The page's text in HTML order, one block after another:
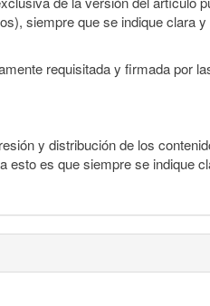
siempre que se indique clara
requisitada y firmada por
y distribución de los
esto es que siempre se indique